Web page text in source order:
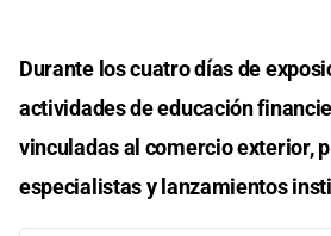
Durante los cuatro días de
actividades de educación
vinculadas al comercio exterior,
especialistas y lanzamientos